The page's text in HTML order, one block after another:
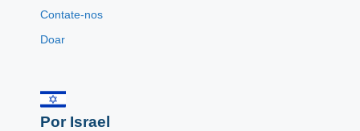
Contate-nos
Doar
Por Israel